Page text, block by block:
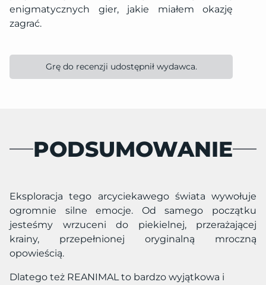
enigmatycznych gier, jakie miałem okazję
zagrać.
Grę do recenzji udostępnił wydawca.
PODSUMOWANIE
Eksploracja tego arcyciekawego świata wywołuje
ogromnie silne emocje. Od samego początku
jesteśmy wrzuceni do piekielnej, przerażającej
krainy, przepełnionej oryginalną mroczną
opowieścią.
Dlatego też REANIMAL to bardzo wyjątkowa i